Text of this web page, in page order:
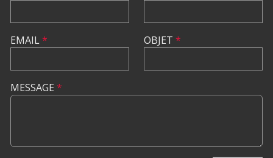
EMAIL* OBJET *
MESSAGE *